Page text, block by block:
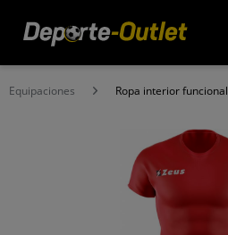
Equipaciones Ropa interior funcional